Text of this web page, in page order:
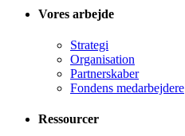
Vores arbejde
Strategi
Organisation
Partnerskaber
Fondens medarbejdere
Ressourcer